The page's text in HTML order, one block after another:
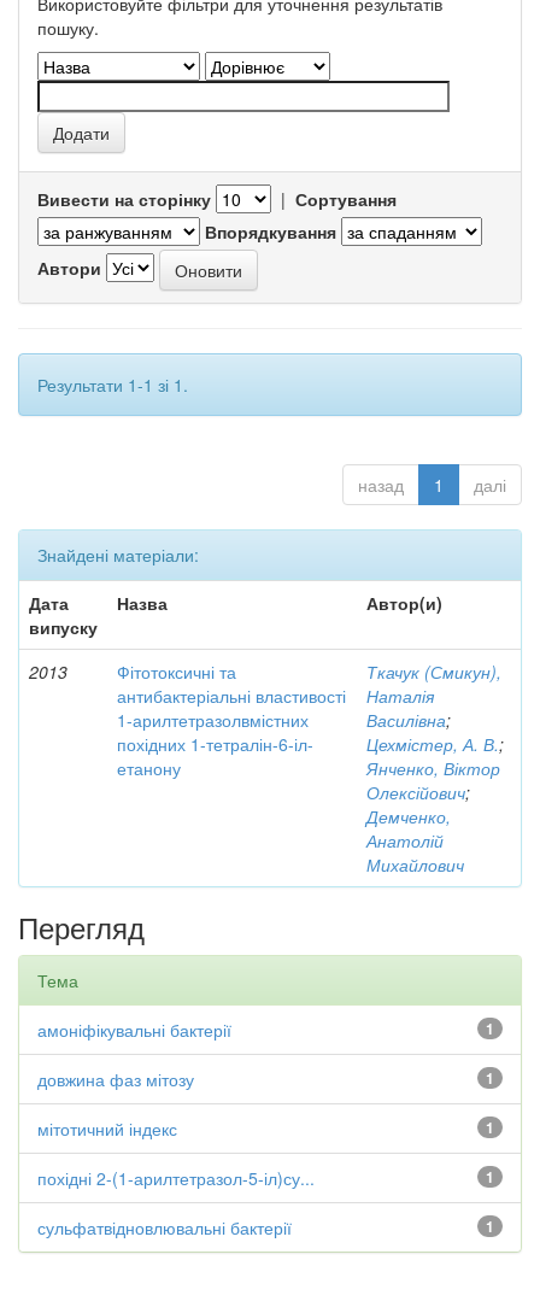
пошуку.
Вивести на сторінку | Сортування
Впорядкування
Автори
Результати 1-1 зі 1.
назад 1 далі
Знайдені матеріали:
Дата
випуску
Назва Автор(и)
2013
Фітотоксичні та
антибактеріальні властивості
1-арилтетразолвмістних
похідних 1-тетралін-6-іл-
етанону
Ткачук (Смикун),
Наталія
Василівна;
Цехмістер, А. В.;
Янченко, Віктор
Олексійович;
Демченко,
Анатолій
Михайлович
Перегляд
Тема
1
амоніфікувальні бактерії
1
довжина фаз мітозу
1
мітотичний індекс
1
похідні 2-(1-арилтетразол-5-іл)су...
1
сульфатвідновлювальні бактерії